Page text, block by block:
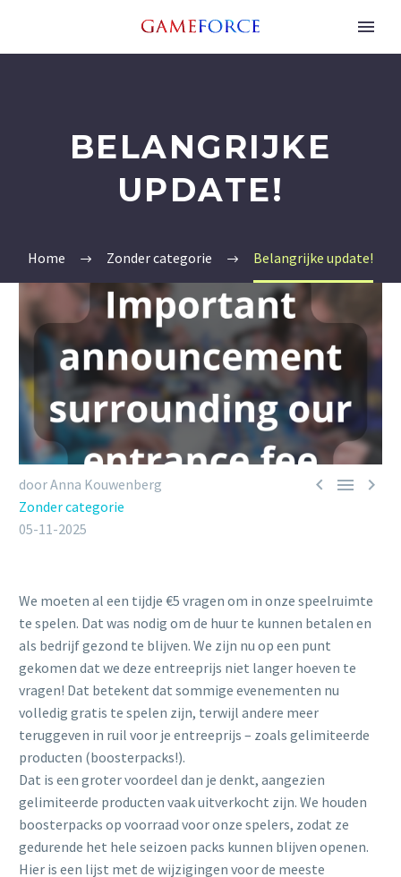
BELANGRIJKE
UPDATE!
Home Zonder categorie Belangrijke update!
  
door Anna Kouwenberg
Zonder categorie
05-11-2025
We moeten al een tijdje €5 vragen om in onze speelruimte
te spelen. Dat was nodig om de huur te kunnen betalen en
als bedrijf gezond te blijven. We zijn nu op een punt
gekomen dat we deze entreeprijs niet langer hoeven te
vragen! Dat betekent dat sommige evenementen nu
volledig gratis te spelen zijn, terwijl andere meer
teruggeven in ruil voor je entreeprijs – zoals gelimiteerde
producten (boosterpacks!).
Dat is een groter voordeel dan je denkt, aangezien
gelimiteerde producten vaak uitverkocht zijn. We houden
boosterpacks op voorraad voor onze spelers, zodat ze
gedurende het hele seizoen packs kunnen blijven openen.
Hier is een lijst met de wijzigingen voor de meeste